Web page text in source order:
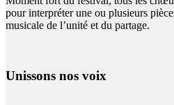
pour interpréter une ou plusieurs
musicale de l’unité et du partage.
Unissons nos voix